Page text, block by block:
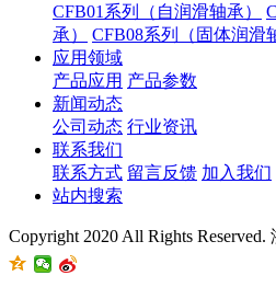
CFB01系列（自润滑轴承）
承）
CFB08系列（固体润滑
应用领域
产品应用 产品参数
新闻动态
公司动态 行业资讯
联系我们
联系方式 留言反馈 加入我们
站内搜索
Copyright 2020 All Rights